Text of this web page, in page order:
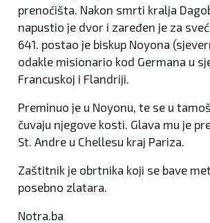
prenoćišta. Nakon smrti kralja
napustio je dvor i zaređen je za
641. postao je biskup Noyona
odakle misionario kod Germana u
Francuskoj i Flandriji.
Preminuo je u Noyonu, te se u
čuvaju njegove kosti. Glava mu je
St. Andre u Chellesu kraj Pariza.
Zaštitnik je obrtnika koji se bave
posebno zlatara.
Notra.ba